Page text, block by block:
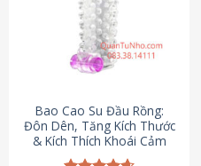
Các
tùy
chọn
có
chọn
trên
trang
Bao Cao Su Đầu Rồng:
Đôn Dên, Tăng Kích Thước
& Kích Thích Khoái Cảm